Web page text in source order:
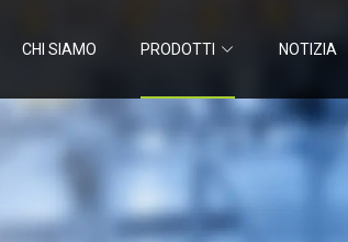
CHI SIAMO PRODOTTI NOTIZIA